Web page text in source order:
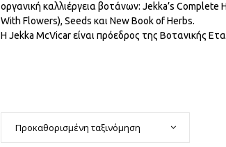
οργανική καλλιέργεια βοτάνων: Jekka’s
With Flowers), Seeds και New Book of Herbs.
Η Jekka McVicar είναι πρόεδρος της Βοτανικής
Προκαθορισμένη ταξινόμηση